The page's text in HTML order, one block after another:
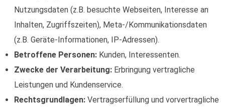
Nutzungsdaten (z.B. besuchte Webseiten, Interesse an
Inhalten, Zugriffszeiten), Meta-/Kommunikationsdaten
(z.B. Geräte-Informationen, IP-Adressen).
Betroffene Personen:Kunden, Interessenten.
Zwecke der Verarbeitung:Erbringung vertragliche
Leistungen und Kundenservice.
Rechtsgrundlagen:Vertragserfüllung und vorvertragliche